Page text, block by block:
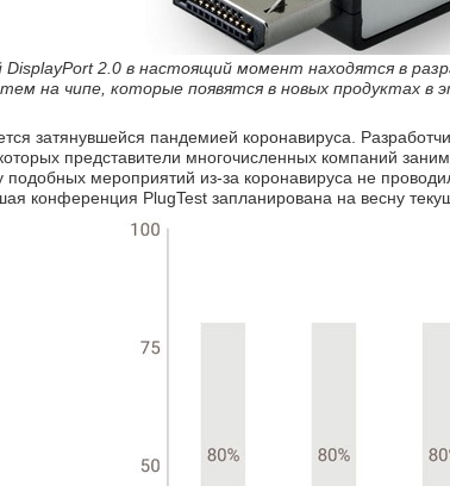
2.0 в настоящий момент находятся в
на чипе, которые появятся в новых продуктах в
затянувшейся пандемией коронавируса.
представители многочисленных компаний
мероприятий из-за коронавируса не
конференция PlugTest запланирована на весну